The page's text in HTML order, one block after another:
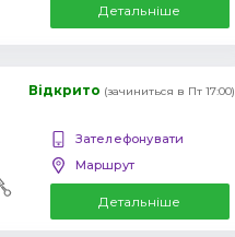
Детальніше
Відкрито (зачиниться в Пт 17:00)
Зателефонувати
Маршрут
Детальніше